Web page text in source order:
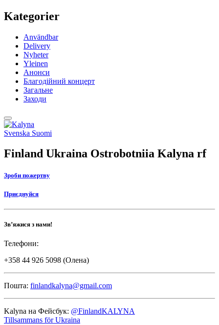
Kategorier
Användbar
Delivery
Nyheter
Yleinen
Анонси
Благодійний концерт
Загальне
Заходи
Back
to
top
Social
Svenska Suomi
Finland Ukraina Ostrobotniia Kalyna rf
Зроби пожертву
Приєднуйся
Зв’яжися з нами!
Телефони:
+358 44 926 5098 (Олена)
Пошта: finlandkalyna@gmail.com
Kalyna на Фейсбук: @FinlandKALYNA
Tillsammans för Ukraina